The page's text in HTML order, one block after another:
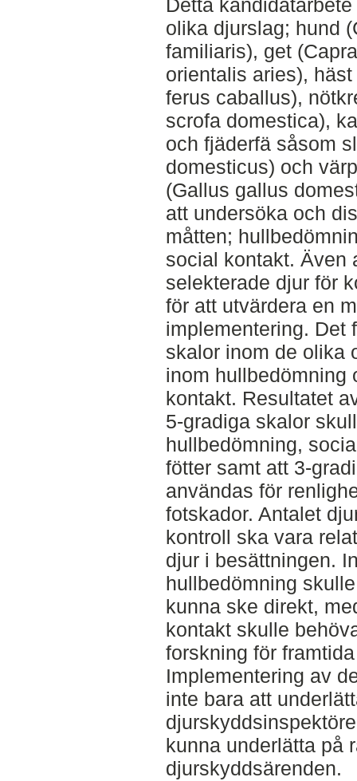
Detta
olika djurslag; hund
familiaris), get
orientalis aries),
ferus caballus),
scrofa domestica),
och fjäderfä såsom
domesticus) och
(Gallus gallus
att undersöka och
måtten;
social kontakt. Även
selekterade djur för
för att utvärdera en
implementering. Det
skalor inom de olika
inom hullbedömning
kontakt. Resultatet
5-gradiga skalor
hullbedömning,
fötter samt att 3-
användas för
fotskador. Antalet
kontroll ska vara
djur i besättningen.
hullbedömning
kunna ske direkt,
kontakt skulle
forskning för
Implementering av
inte bara att
kunna underlätta på
djurskyddsärenden.